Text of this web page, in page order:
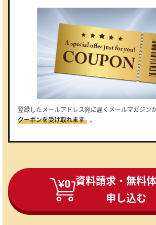
登録したメールアドレス宛に届くメールマガジンか
クーポンを受け取れます 。
資料請求・無料
申し込む